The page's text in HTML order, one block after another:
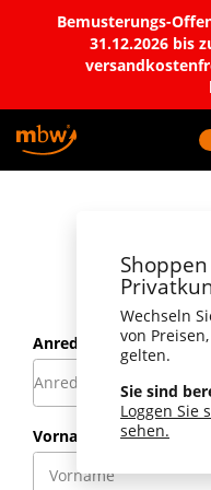
Bemusterungs-
31.12.2026 bis
Wechseln
von
gelten.
Sie sind
Loggen Sie
sehen.
Anrede
d